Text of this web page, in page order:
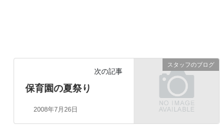
スタッフのブログ
次の記事
保育園の夏祭り
2008年7月26日